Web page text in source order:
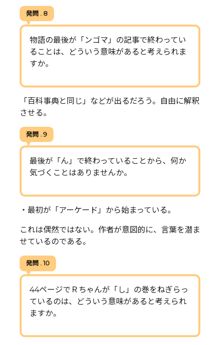
発問 . 8
物語の最後が「ンゴマ」の記事で終わってい
ることは、どういう意味があると考えられま
すか。
「百科事典と同じ」などが出るだろう。自由に解釈
させる。
発問 . 9
最後が「ん」で終わっていることから、何か
気づくことはありませんか。
・最初が「アーケード」から始まっている。
これは偶然ではない。作者が意図的に、言葉を潜ま
せているのである。
発問 . 10
44ページでＲちゃんが「し」の巻をねぎらっ
ているのは、どういう意味があると考えられ
ますか。